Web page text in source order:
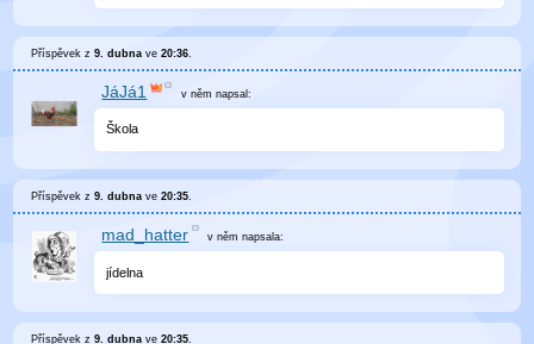
Příspěvek z9. dubna ve20:36
JáJá1 v něm napsal:
Škola
Příspěvek z9. dubna ve20:35.
mad_hatter v němnapsala:
jídelna
Příspěvek z9. dubna ve20:35.